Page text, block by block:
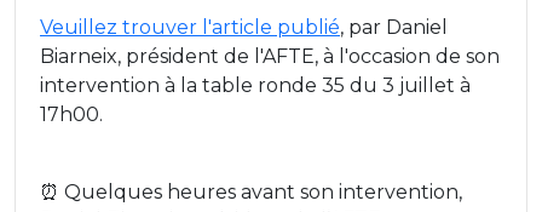
Veuillez trouver l'article publié, par Daniel
Biarneix, président de l'AFTE, à l'occasion de son
intervention à la table ronde 35 du 3 juillet à
17h00.
⏰ Quelques heures avant son intervention,